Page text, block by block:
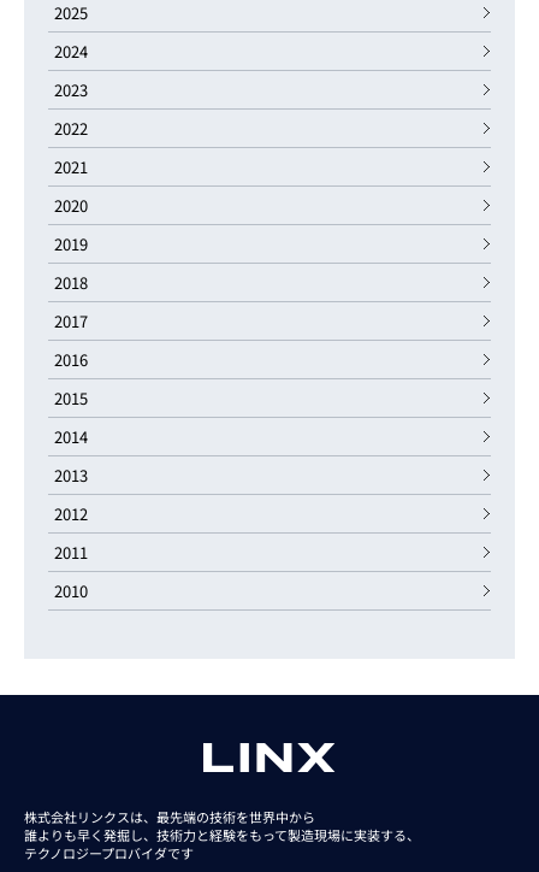
2025
2024
2023
2022
2021
2020
2019
2018
2017
2016
2015
2014
2013
2012
2011
2010
株式会社リンクスは、最先端の技術を世界中から
誰よりも早く発掘し、技術力と経験をもって製造現場に実装する、
テクノロジープロバイダです